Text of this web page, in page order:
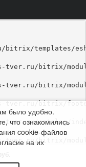
было удобно.
что ознакомились
cookie-файлов
на их
templates/